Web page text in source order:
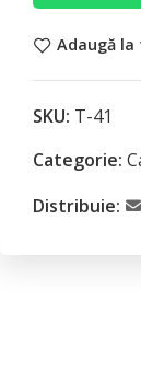
Adaugă
SKU: T-41
Categorie:
Distribuie: